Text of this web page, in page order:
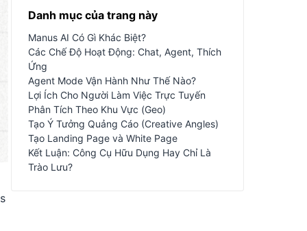
Danh mục của trang này
Manus AI Có Gì Khác Biệt?
Các Chế Độ Hoạt Động: Chat, Agent, Thích
Ứng
Agent Mode Vận Hành Như Thế Nào?
Lợi Ích Cho Người Làm Việc Trực Tuyến
Phân Tích Theo Khu Vực (Geo)
Tạo Ý Tưởng Quảng Cáo (Creative Angles)
Tạo Landing Page và White Page
Kết Luận: Công Cụ Hữu Dụng Hay Chỉ Là
Trào Lưu?